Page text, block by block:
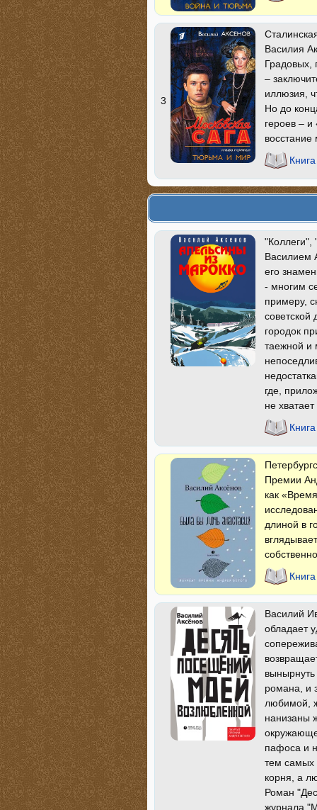
3
Василия
Градовых,
–
иллюзия,
Но до
героев –
восстание
"Коллеги",
Василием
его
- многим
примеру,
советской
городок
таежной и
где,
не
Премии
как
длиной в
Василий
обладает
вынырнуть
романа, и
любимой,
нанизаны
пафоса и
тем самых
корня, а
Роман
журнала